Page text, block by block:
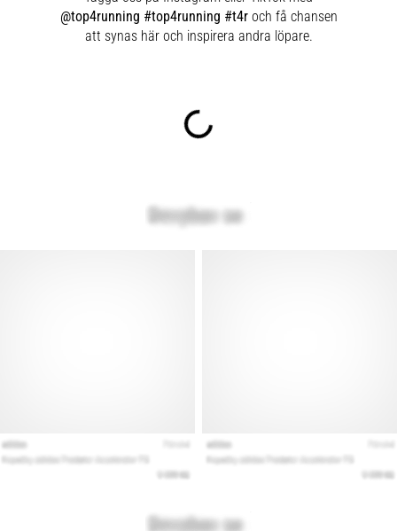
@top4running #top4running #t4roch få chansen
att synas här och inspirera andra löpare.